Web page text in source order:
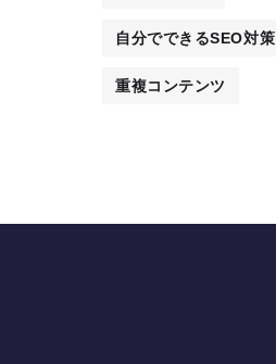
自分でできるSEO対策
重複コンテンツ